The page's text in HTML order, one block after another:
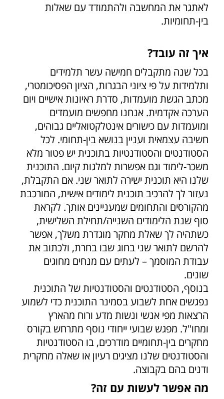
לאתגר את המחשבה ולהתמודד עם שאלות
בין-תחומיות.
איך זה עובד?
בכל שנה מתקבלים חמישה עשר תלמידים
ותלמידות על פי ציוני הבגרות, הציון הפסיכומטרי,
מכתב הגשת מועמדות, סדרת ראיונות אישיים ויום
הערכה אקדמית. אנחנו מחפשים מועמדים
ומועמדות עם כישורים אינטלקטואליים גבוהים,
חשיבה עצמאית ועניין בנושא בין-תחומי. לכל
הסטודנטים והסטודנטיות בתוכנית יש פטור מלא
משכר-לימוד וגם אפשרות למלגות קיום. התוכנית
שלנו היא תוכנית ישירה לתואר שני. אם התקבלת,
נעזור לך להרכיב תוכנית לימודים אישית, המורכבת
מהקורסים והתחומים שמעניינים אותך. לקראת
סוף שנת הלימודים השנייה/תחילת השלישית,
כשתהיה לך שאלת מחקר מוגדרת משלך, אפשר
להרשם לתואר שני בחוג שבו בחרת, ולכתוב את
עבודת המוסמך – לעתים עם מנחים מחוגים
שונים.
בנוסף, הסטודנטים והסטודנטיות של התוכנית
נפגשים אחת לשבוע בסמינר התוכנית כדי לשמוע
הרצאות מפי אנשי ונשות מדע ורוח מהארץ
ומחו"ל. מפגש שבועי ייחודי נוסף מתרחש בקורס
מחקרים בין-תחומיים מודרכים, בו הסטודנטיות
והסטודנטים שלנו מציגים רעיון או שאלה מחקרית
ודנים בהם בקבוצה.
מה אפשר לעשות עם זה?